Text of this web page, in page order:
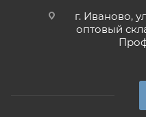
г. Иваново,
оптовый